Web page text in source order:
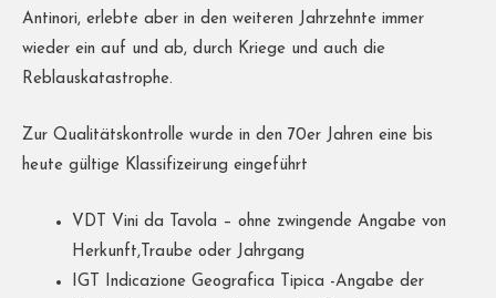
Antinori, erlebte aber in den weiteren Jahrzehnte immer
wieder ein auf und ab, durch Kriege und auch die
Reblauskatastrophe.
Zur Qualitätskontrolle wurde in den 70er Jahren eine bis
heute gültige Klassifizeirung eingeführt
VDT Vini da Tavola – ohne zwingende Angabe von
Herkunft,Traube oder Jahrgang
IGT Indicazione Geografica Tipica -Angabe der